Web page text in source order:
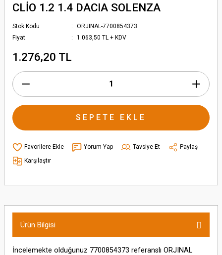
CLİO 1.2 1.4 DACIA SOLENZA
Stok Kodu
ORJINAL-7700854373
Fiyat
1.063,50 TL + KDV
1.276,20 TL
SEPETE EKLE
Yorum Yap Tavsiye Et
Paylaş
Karşılaştır
Ürün Bilgisi
İncelemekte olduğunuz 7700854373 referanslı ORJINAL